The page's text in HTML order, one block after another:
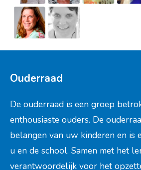
Cornelis van Ramshorstlaan 1
3863 AZ Nijkerk
Ouderraad
De ouderraad is een groep
enthousiaste ouders. De
belangen van uw kinderen en is
u en de school. Samen met het
verantwoordelijk voor het